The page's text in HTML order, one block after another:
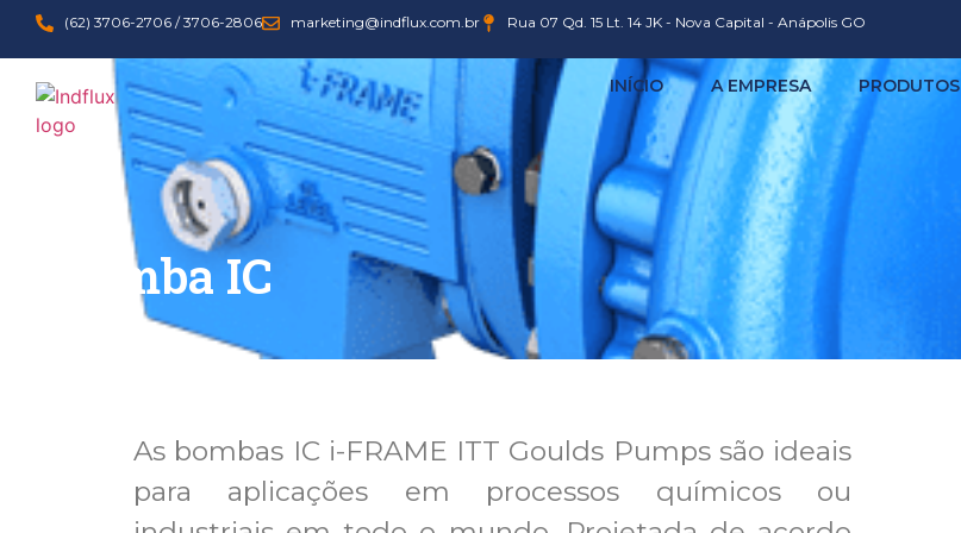
(62) 3706-2706 / 3706-2806 marketing@indflux.com.br Rua 07 Qd. 15 Lt. 14 JK - Nova Capital - Anápolis GO
INÍCIO A EMPRESA PRODUTOS
Bomba IC
As bombas IC i-FRAME ITT Goulds Pumps são ideais
para aplicações em processos químicos ou